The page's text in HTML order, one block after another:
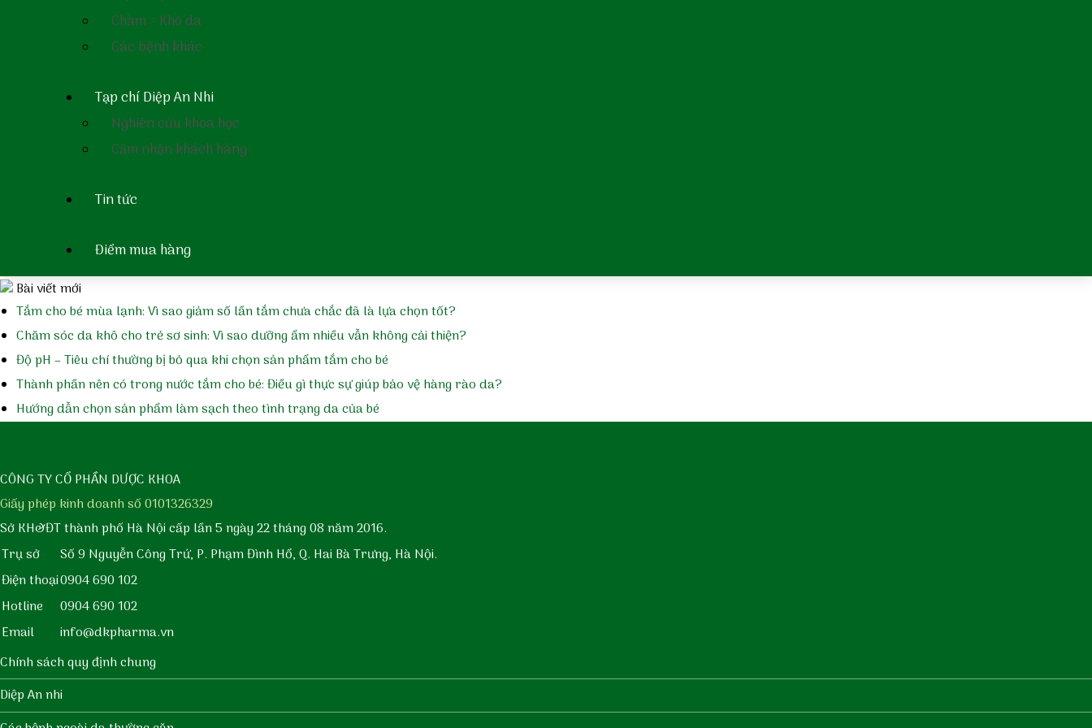
Chàm – Khô da
Các bệnh khác
Tạp chí Diệp An Nhi
Nghiên cứu khoa học
Cảm nhận khách hàng
Tin tức
Điểm mua hàng
Bản tin dược sĩ
Bản tin An lành số 8: Lựa chọn nước tắm gội hay sữa tắm cho trẻ sơ sinh việt nam
Bài viết mới
Tắm cho bé mùa lạnh: Vì sao giảm số lần tắm chưa chắc đã là lựa chọn tốt?
Chăm sóc da khô cho trẻ sơ sinh: Vì sao dưỡng ẩm nhiều vẫn không cải thiện?
Độ pH – Tiêu chí thường bị bỏ qua khi chọn sản phẩm tắm cho bé
Thành phần nên có trong nước tắm cho bé: Điều gì thực sự giúp bảo vệ hàng rào da?
Hướng dẫn chọn sản phẩm làm sạch theo tình trạng da của bé
CÔNG TY CỔ PHẦN DƯỢC KHOA
Giấy phép kinh doanh số 0101326329
Sở KH&ĐT thành phố Hà Nội cấp lần 5 ngày 22 tháng 08 năm 2016.
Trụ sở
Số 9 Nguyễn Công Trứ, P. Phạm Đình Hổ, Q. Hai Bà Trưng, Hà Nội.
Điện thoại0904 690 102
Hotline
0904 690 102
Email
info@dkpharma.vn
Chính sách quy định chung
Diệp An nhi